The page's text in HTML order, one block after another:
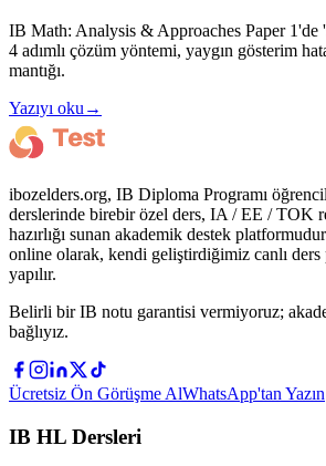
IB Math: Analysis & Approaches Paper 1'de
4 adımlı çözüm yöntemi, yaygın gösterim
mantığı.
Yazıyı oku →
ibozelders.org, IB Diploma Programı
derslerinde birebir özel ders, IA / EE / TOK
hazırlığı sunan akademik destek
online olarak, kendi geliştirdiğimiz canlı
yapılır.
Belirli bir IB notu garantisi vermiyoruz;
bağlıyız.
Ücretsiz Ön Görüşme AlWhatsApp'tan Yazın
IB HL Dersleri